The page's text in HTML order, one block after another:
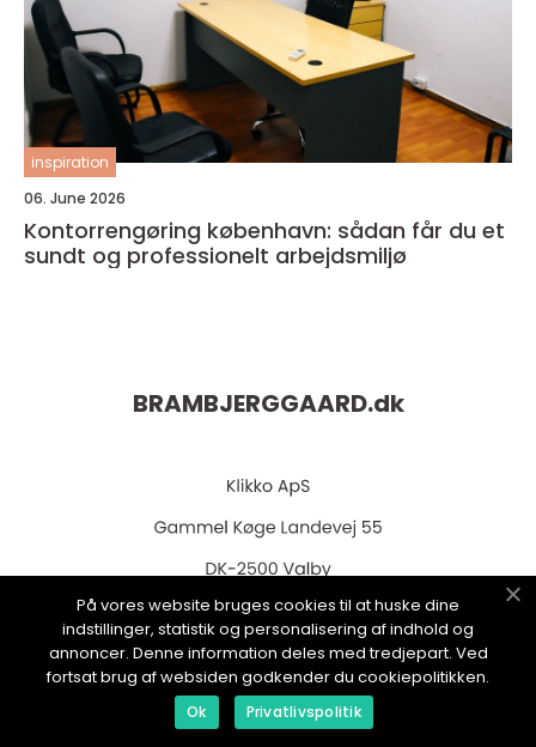
inspiration
06. June 2026
Kontorrengøring københavn: sådan får du et
sundt og professionelt arbejdsmiljø
BRAMBJERGGAARD.dk
web:www.klikko.dk
På vores website bruges cookies til at huske dine
indstillinger, statistik og personalisering af indhold og
annoncer. Denne information deles med tredjepart. Ved
fortsat brug af websiden godkender du cookiepolitikken.
Ok Privatlivspolitik